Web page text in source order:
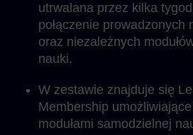
utrwalana przez kilka
połączenie prowadzonych
oraz niezależnych
nauki.
W zestawie znajduje się
Membership
modułami samodzielnej